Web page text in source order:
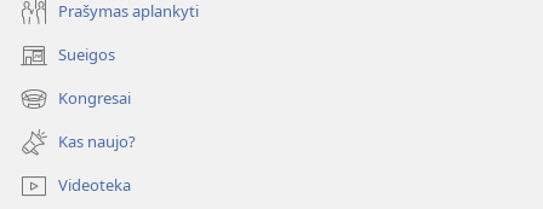
Prašymas aplankyti
Sueigos
(atsiveria
naujas
langas)
Kongresai
(atsiveria
naujas
langas)
Kas naujo?
Videoteka